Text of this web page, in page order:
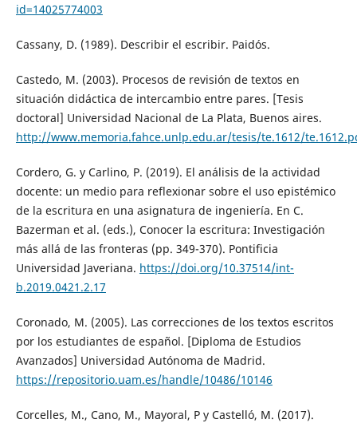
id=14025774003
Cassany, D. (1989). Describir el escribir. Paidós.
Castedo, M. (2003). Procesos de revisión de textos en
situación didáctica de intercambio entre pares. [Tesis
doctoral] Universidad Nacional de La Plata, Buenos aires.
http://www.memoria.fahce.unlp.edu.ar/tesis/te.1612/
Cordero, G. y Carlino, P. (2019). El análisis de la actividad
docente: un medio para reflexionar sobre el uso epistémico
de la escritura en una asignatura de ingeniería. En C.
Bazerman et al. (eds.), Conocer la escritura: Investigación
más allá de las fronteras (pp. 349-370). Pontificia
Universidad Javeriana. https://doi.org/10.37514/int-
b.2019.0421.2.17
Coronado, M. (2005). Las correcciones de los textos escritos
por los estudiantes de español. [Diploma de Estudios
Avanzados] Universidad Autónoma de Madrid.
https://repositorio.uam.es/handle/10486/10146
Corcelles, M., Cano, M., Mayoral, P y Castelló, M. (2017).